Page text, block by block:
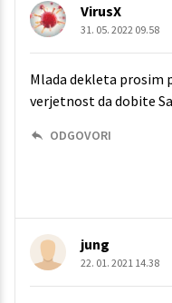
VirusX
31. 05. 2022 09.58
Mlada dekleta prosim
verjetnost da dobite
ODGOVORI
jung
22. 01. 2021 14.38